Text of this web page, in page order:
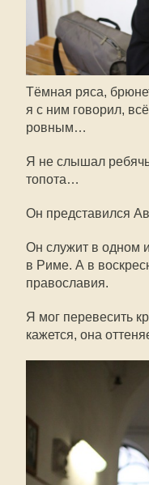
Тёмная ряса,
я с ним говорил,
ровным…
Я не слышал
топота…
Он представился
Он служит в одном
в Риме. А в
православия.
Я мог перевесить
кажется, она